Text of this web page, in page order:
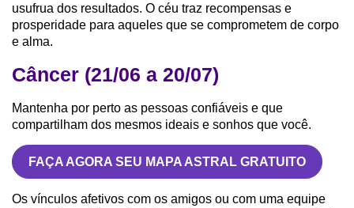
usufrua dos resultados. O céu traz recompensas e
prosperidade para aqueles que se comprometem de corpo
e alma.
Câncer (21/06 a 20/07)
Mantenha por perto as pessoas confiáveis e que
compartilham dos mesmos ideais e sonhos que você.
FAÇA AGORA SEU MAPA ASTRAL GRATUITO
Os vínculos afetivos com os amigos ou com uma equipe